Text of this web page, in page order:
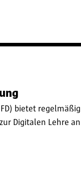
bietet
Digitalen Lehre